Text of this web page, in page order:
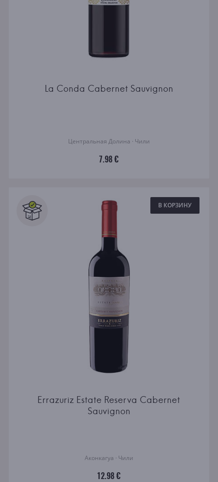
La Conda Cabernet Sauvignon
Центральная Долина · Чили
7.98 €
В КОРЗИНУ
Errazuriz Estate Reserva Cabernet
Sauvignon
Аконкагуа · Чили
12.98 €